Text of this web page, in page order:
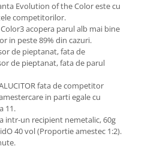
Evolution of the Color este cu
competitorilor.
acopera parul alb mai bine
in peste 89% din cazuri.
de pieptanat, fata de
de pieptanat, fata de parul
fata de competitor
in parti egale cu
11.
intr-un recipient nemetalic, 60g
40 vol (Proportie amestec 1:2).